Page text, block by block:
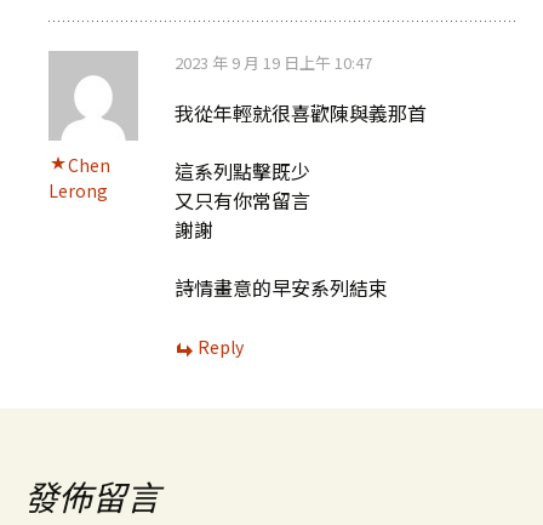
Chen
Lerong
2023 年 9 月 19 日上午 10:47
我從年輕就很喜歡陳與義那首
這系列點擊既少
又只有你常留言
謝謝
詩情畫意的早安系列結束
Reply
發佈留言